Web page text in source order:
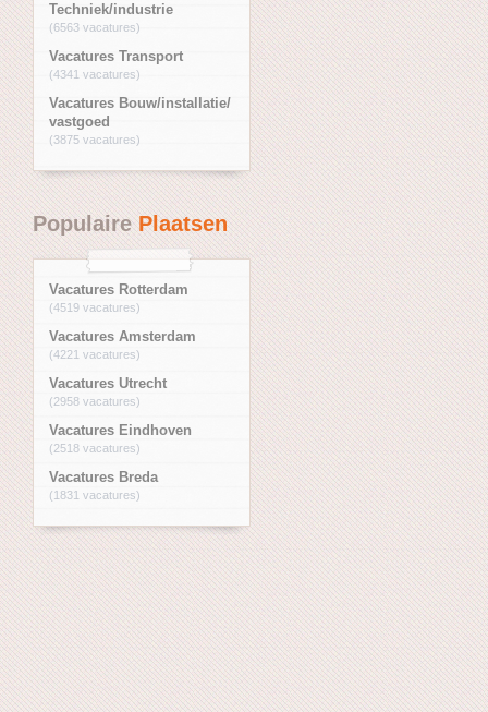
Techniek/industrie
(6563 vacatures)
Vacatures Transport
(4341 vacatures)
Vacatures Bouw/installatie/
vastgoed
(3875 vacatures)
PopulairePlaatsen
Vacatures Rotterdam
(4519 vacatures)
Vacatures Amsterdam
(4221 vacatures)
Vacatures Utrecht
(2958 vacatures)
Vacatures Eindhoven
(2518 vacatures)
Vacatures Breda
(1831 vacatures)